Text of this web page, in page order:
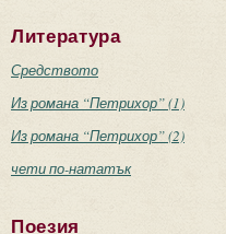
Литература
Средството
Из романа “Петрихор” (1)
Из романа “Петрихор” (2)
чети по-нататък
Поезия